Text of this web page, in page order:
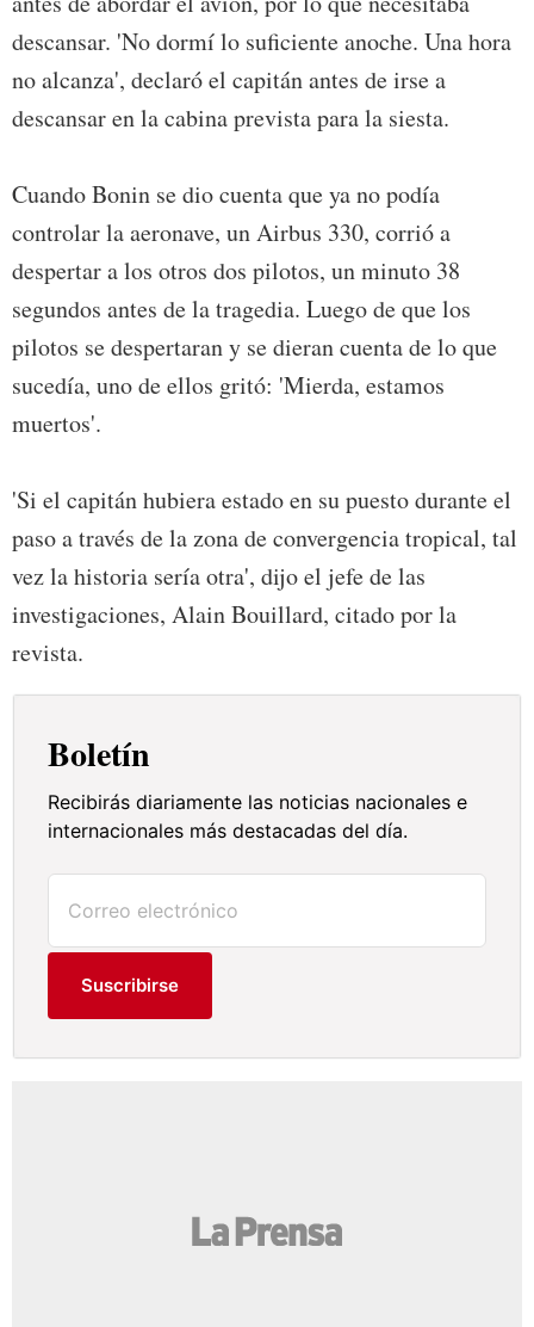
descansar. 'No dormí lo suficiente anoche. Una hora
no alcanza', declaró el capitán antes de irse a
descansar en la cabina prevista para la siesta.
Cuando Bonin se dio cuenta que ya no podía
controlar la aeronave, un Airbus 330, corrió a
despertar a los otros dos pilotos, un minuto 38
segundos antes de la tragedia. Luego de que los
pilotos se despertaran y se dieran cuenta de lo que
sucedía, uno de ellos gritó: 'Mierda, estamos
muertos'.
'Si el capitán hubiera estado en su puesto durante el
paso a través de la zona de convergencia tropical, tal
vez la historia sería otra', dijo el jefe de las
investigaciones, Alain Bouillard, citado por la
revista.
Boletín
Recibirás diariamente las noticias nacionales e
internacionales más destacadas del día.
Suscribirse